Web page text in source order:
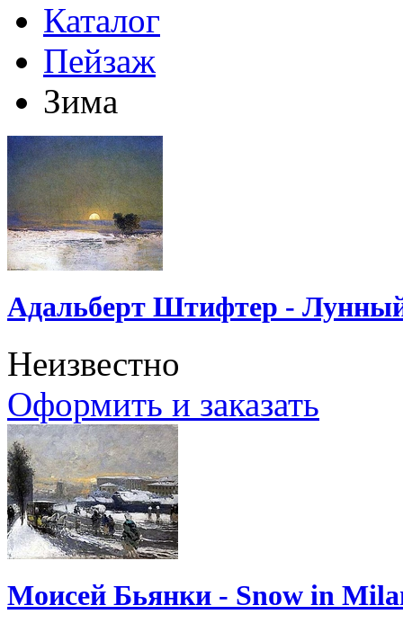
Каталог
Пейзаж
Зима
Адальберт Штифтер - Лунный
Неизвестно
Оформить и заказать
Моисей Бьянки - Snow in